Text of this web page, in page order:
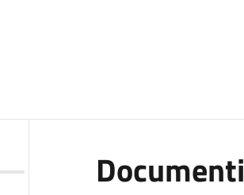
Documenti